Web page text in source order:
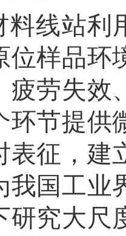
料线站利
位样品环
疲劳失效
环节提供
表征，建
我国工业
研究大尺